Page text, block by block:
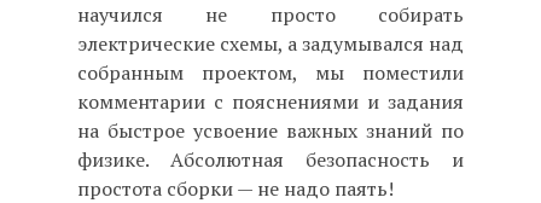
научился не просто собирать
электрические схемы, а задумывался над
собранным проектом, мы поместили
комментарии с пояснениями и задания
на быстрое усвоение важных знаний по
физике. Абсолютная безопасность и
простота сборки — не надо паять!